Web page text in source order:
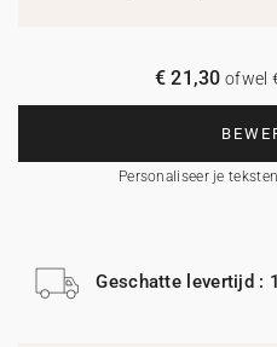
Personaliseer je
€ 21,30 ofwel
Geschatte levertijd :